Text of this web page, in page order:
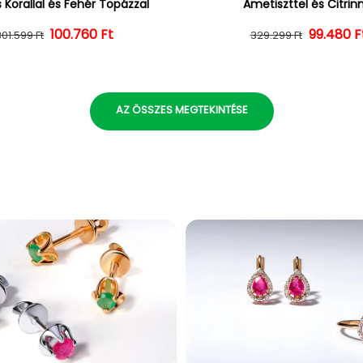
Korallal és Fehér Topázzal
Normál ár
Ft Kedvezményes ár
100.760 Ft
Ametiszttel és
Normál
329.299 Ft 99.480
AZ ÖSSZES MEGTEKINTÉSE